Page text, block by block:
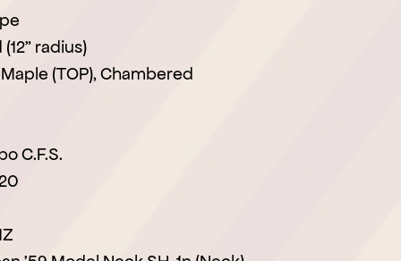
radius)
(TOP), Chambered
C.F.S.